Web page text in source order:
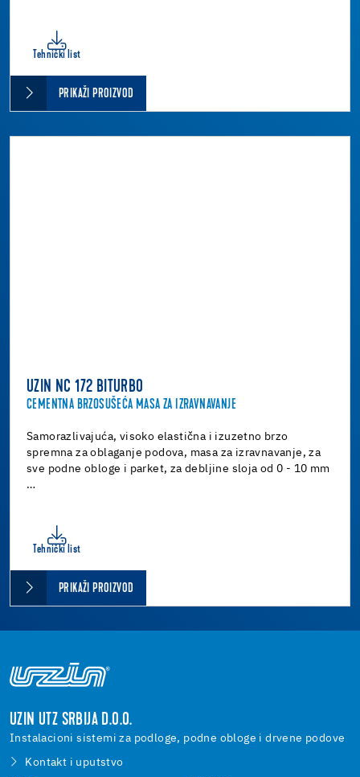
Tehnički list
PRIKAŽI PROIZVOD
UZIN NC 172 BITURBO
CEMENTNA BRZOSUŠEĆA MASA ZA IZRAVNAVANJE
Samorazlivajuća, visoko elastična i izuzetno brzo
spremna za oblaganje podova, masa za izravnavanje, za
sve podne obloge i parket, za debljine sloja od 0 - 10 mm
…
Tehnički list
PRIKAŽI PROIZVOD
UZIN UTZ SRBIJA D.O.O.
Instalacioni sistemi za podloge, podne obloge i drvene podove
Kontakt i uputstvo